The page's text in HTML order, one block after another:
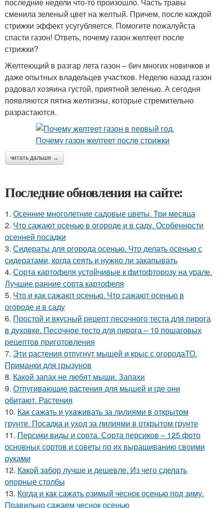
сменила зеленый цвет на желтый. Причем, после каждой
стрижки эффект усугубляется. Помогите пожалуйста
спасти газон! Ответь, почему газон желтеет после
стрижки?
Желтеющий в разгар лета газон – бич многих новичков и
даже опытных владельцев участков. Неделю назад газон
радовал хозяина густой, приятной зеленью. А сегодня
появляются пятна желтизны, которые стремительно
разрастаются.
читать дальше →
Последние обновления на сайте:
1. Осенние многолетние садовые цветы. Три месяца
2. Что сажают осенью в огороде и в саду. Особенности
осенней посадки
3. Сидераты для огорода осенью. Что делать осенью с
сидератами, когда сеять и нужно ли закапывать
4. Сорта картофеля устойчивые к фитофторозу на урале.
Лучшие ранние сорта картофеля
5. Что и как сажают осенью. Что сажают осенью в
огороде и в саду
6. Простой и вкусный рецепт песочного теста для пирога
в духовке. Песочное тесто для пирога – 10 пошаговых
рецептов приготовления
7. Эти растения отпугнут мышей и крыс с огородаТО.
Приманки для грызунов
8. Какой запах не любят мыши. Запахи
9. Отпугивающие растения для мышей и где они
обитают. Растения
10. Как сажать и ухаживать за лилиями в открытом
грунте. Посадка и уход за лилиями в открытом грунте
11. Персики виды и сорта. Сорта персиков – 125 фото
основных сортов и советы по их выращиванию своими
руками
12. Какой забор лучше и дешевле. Из чего сделать
опорные столбы
13. Когда и как сажать озимый чеснок осенью под зиму.
Правильно сажаем чеснок осенью